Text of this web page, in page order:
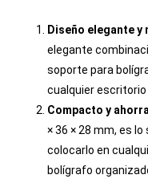
Diseño elegante y
elegante
soporte para
cualquier escritorio
Compacto y
× 36 × 28 mm, es
colocarlo en
bolígrafo